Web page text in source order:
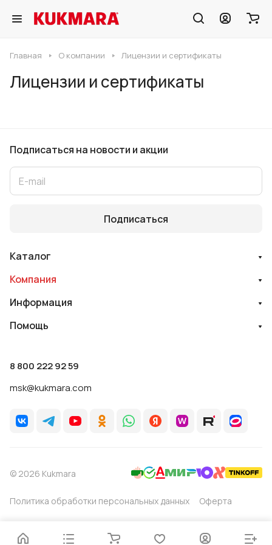
Главная О компании Лицензии и сертификаты
Лицензии и сертификаты
Подписаться на новости и акции
Подписаться
Каталог
Компания
Информация
Помощь
8 800 222 92 59
msk@kukmara.com
© 2026 Kukmara
Политика обработки персональных данных Оферта